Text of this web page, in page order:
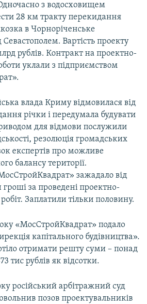
з водосховищем
28 км тракту перекидання
в Чорноріченське
Вартість проекту
рублів. Контракт на проектно-
уклали з підприємством
влада Криму відмовилася від
річки і передумала будувати
для відмови послужили
резолюція громадських
експертів про можливе
балансу території.
зажадало від
гроші за проведені проектно-
Заплатили тільки половину.
«МосСтройКвадрат» подало
капітального будівництва».
отримати решту суми – понад
тис рублів як відсотки.
російський арбітражний суд
позов проектувальників